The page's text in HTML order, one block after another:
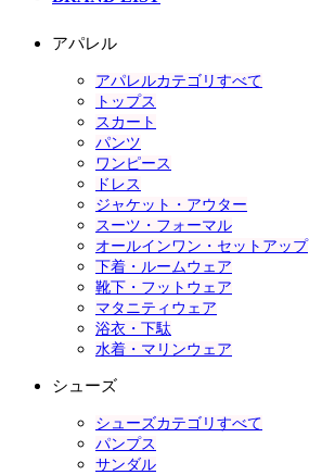
アパレル
アパレルカテゴリすべて
トップス
スカート
パンツ
ワンピース
ドレス
ジャケット・アウター
スーツ・フォーマル
オールインワン・セットアップ
下着・ルームウェア
靴下・フットウェア
マタニティウェア
浴衣・下駄
水着・マリンウェア
シューズ
シューズカテゴリすべて
パンプス
サンダル